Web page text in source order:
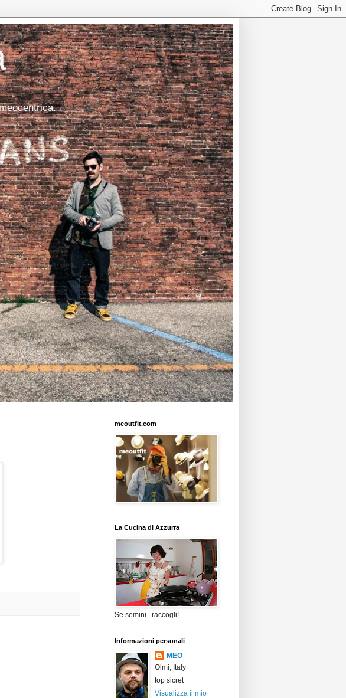
meoutfit.com
La Cucina di Azzurra
Se semini...raccogli!
Informazioni personali
MEO
Olmi, Italy
top sicret
Visualizza il mio